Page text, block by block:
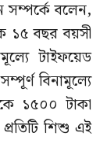
সম্পর্কে বলেন,
১৫ বছর বয়সী
টাইফয়েড
বিনামূল্যে
১৫০০ টাকা
শিশু এই